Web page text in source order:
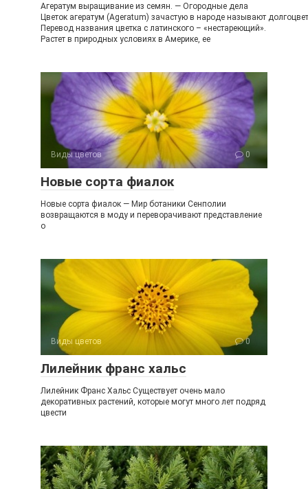
Агератум выращивание из семян. — Огородные дела
Цветок агератум (Ageratum) зачастую в народе называют
Перевод названия цветка с латинского – «нестареющий».
Растет в природных условиях в Америке, ее
Виды цветов 0
Новые сорта фиалок
Новые сорта фиалок — Мир ботаники Сенполии
возвращаются в моду и переворачивают представление
о
Виды цветов 0
Лилейник франс хальс
Лилейник Франс Хальс Существует очень мало
декоративных растений, которые могут много лет подряд
цвести